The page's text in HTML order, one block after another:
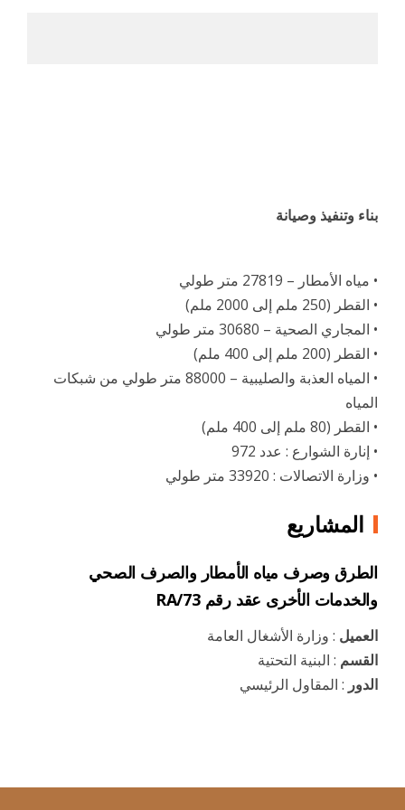
بناء وتنفيذ وصيانة
• مياه الأمطار – 27819 متر طولي
• القطر (250 ملم إلى 2000 ملم)
• المجاري الصحية – 30680 متر طولي
• القطر (200 ملم إلى 400 ملم)
• المياه العذبة والصليبية – 88000 متر طولي من شبكات
المياه
• القطر (80 ملم إلى 400 ملم)
• إنارة الشوارع : عدد 972
• وزارة الاتصالات : 33920 متر طولي
المشاريع
الطرق وصرف مياه الأمطار والصرف الصحي
والخدمات الأخرى عقد رقم RA/73
العميل : وزارة الأشغال العامة
القسم : البنية التحتية
الدور : المقاول الرئيسي